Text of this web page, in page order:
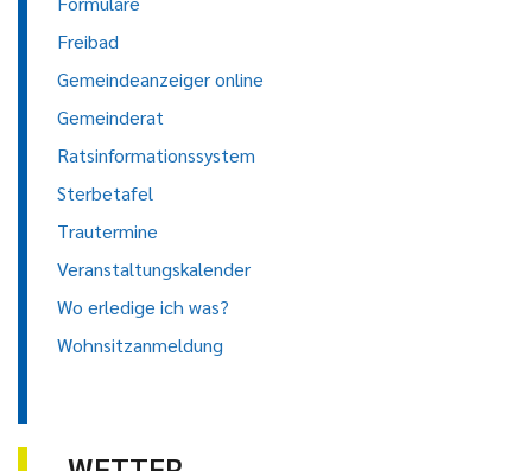
Freibad
Gemeindeanzeiger online
Gemeinderat
Ratsinformationssystem
Sterbetafel
Trautermine
Veranstaltungskalender
Wo erledige ich was?
Wohnsitzanmeldung